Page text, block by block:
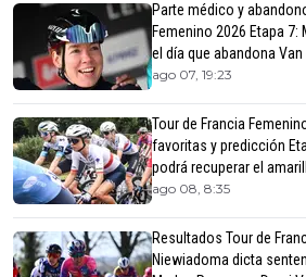
Parte médico y
Femenino 2026 Etapa 7:
el día que abandona Van
ago 07, 19:23
Tour de Francia
favoritas y predicción
podrá recuperar el
ago 08, 8:35
Resultados Tour de
Niewiadoma dicta